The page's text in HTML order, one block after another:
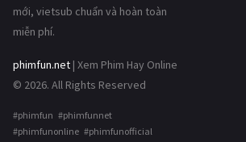
mới, vietsub chuẩn và hoàn toàn
miễn phí.
phimfun.net | Xem Phim Hay Online
© 2026. All Rights Reserved
#phimfun #phimfunnet
#phimfunonline #phimfunofficial